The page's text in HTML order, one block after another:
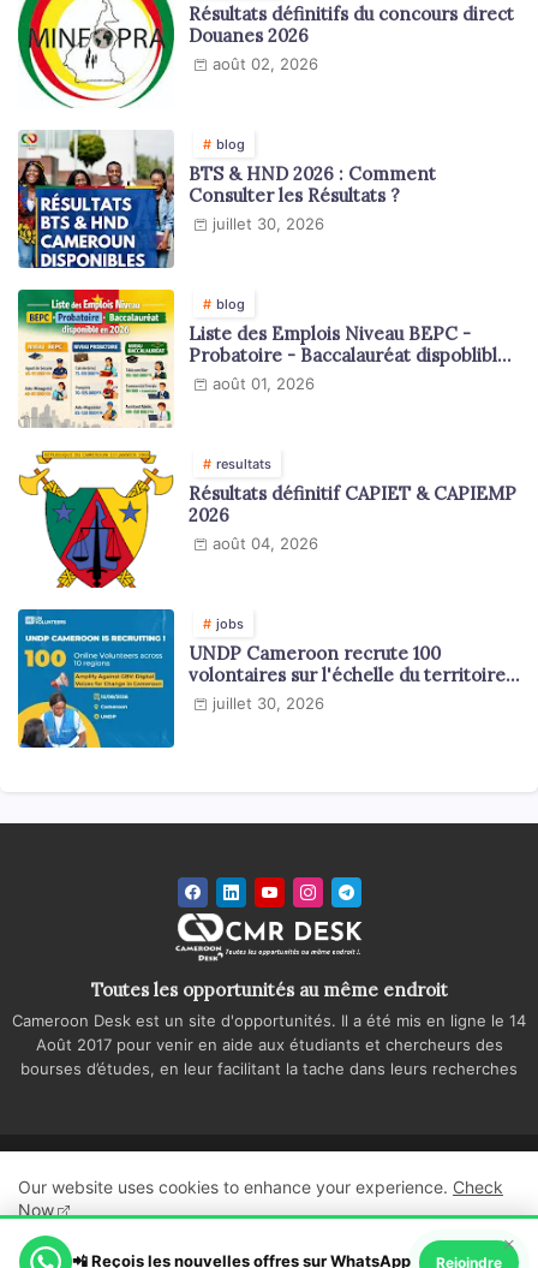
Résultats définitifs du concours direct
Douanes 2026
août 02, 2026
blog
BTS & HND 2026 : Comment
Consulter les Résultats ?
juillet 30, 2026
blog
Liste des Emplois Niveau BEPC -
Probatoire - Baccalauréat dispoblible
en 2026
août 01, 2026
resultats
Résultats définitif CAPIET & CAPIEMP
2026
août 04, 2026
jobs
UNDP Cameroon recrute 100
volontaires sur l'échelle du territoire
national
juillet 30, 2026
Toutes les opportunités au même endroit
Cameroon Desk est un site d'opportunités. Il a été mis en ligne le 14
Août 2017 pour venir en aide aux étudiants et chercheurs des
bourses d’études, en leur facilitant la tache dans leurs recherches
Politique de confidentialité
Regie publicitaire
Our website uses cookies to enhance your experience. Check
Now
Ok, Go it!
×
📲 Reçois les nouvelles offres sur WhatsApp Rejoindre